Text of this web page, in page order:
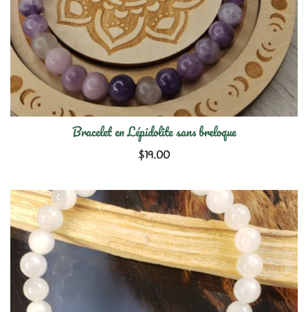
Bracelet en Lépidolite sans breloque
$19.00